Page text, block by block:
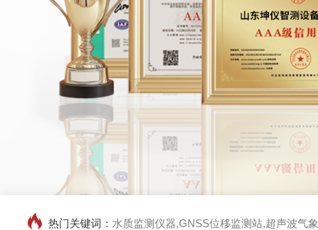
热门关键词： 水质监测仪器,GNSS位移监测站,超声波气象站,校园气